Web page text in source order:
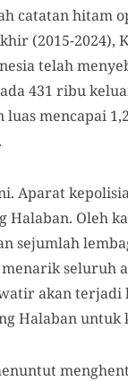
catatan hitam
(2015-2024),
telah
431 ribu
luas mencapai
Aparat
Halaban. Oleh
sejumlah
menarik
akan terjadi
Halaban untuk